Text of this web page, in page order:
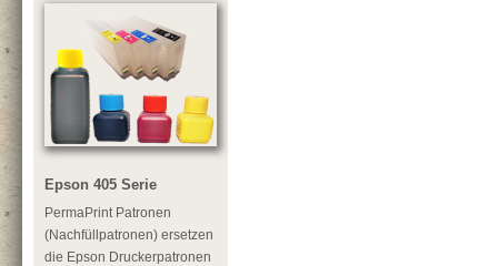
Epson 405 Serie
PermaPrint Patronen
(Nachfüllpatronen) ersetzen
die Epson Druckerpatronen